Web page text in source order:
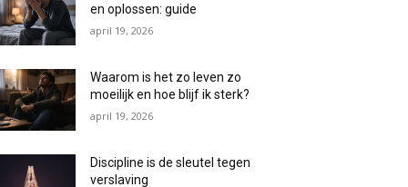
en oplossen: guide
april 19, 2026
Waarom is het zo leven zo
moeilijk en hoe blijf ik sterk?
april 19, 2026
Discipline is de sleutel tegen
verslaving